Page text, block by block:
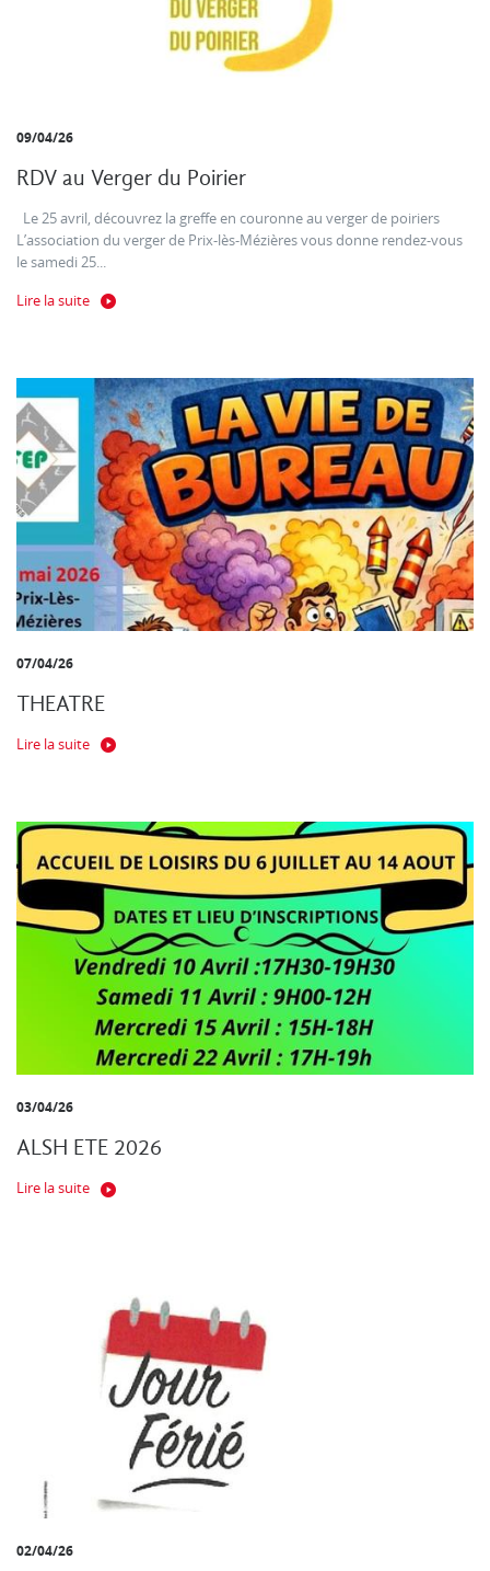
09/04/26
RDV au Verger du Poirier
Le 25 avril, découvrez la greffe en couronne au verger de poiriers
L’association du verger de Prix-lès-Mézières vous donne rendez-vous
le samedi 25...
Lire la suite
07/04/26
THEATRE
Lire la suite
03/04/26
ALSH ETE 2026
Lire la suite
02/04/26